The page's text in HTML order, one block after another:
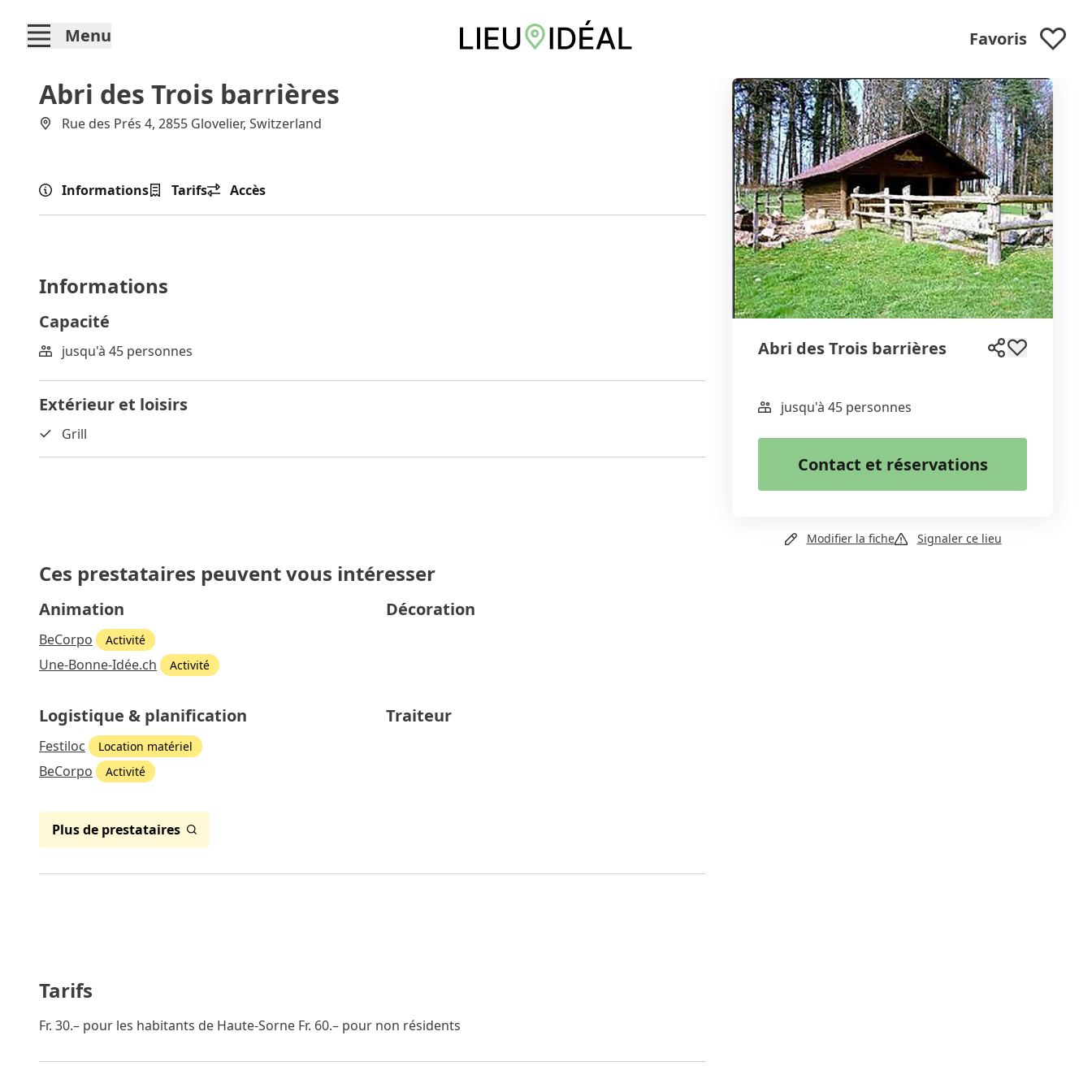
Menu Favoris
Abri des Trois barrières
Rue des Prés 4, 2855 Glovelier, Switzerland
Informations Tarifs Accès
Informations
Capacité
jusqu'à 45 personnes
Extérieur et loisirs
Grill
Ces prestataires peuvent vous intéresser
Animation
BeCorpo Activité
Une-Bonne-Idée.ch Activité
Décoration
Logistique & planification
Festiloc Location matériel
BeCorpo Activité
Traiteur
Plus de prestataires
Tarifs
Fr. 30.– pour les habitants de Haute-Sorne Fr. 60.– pour non résidents
Abri des Trois barrières
WhatsApp
Email
Copier le lien
jusqu'à 45 personnes
Contact et réservations
Site web
Modifier la fiche Signaler ce lieu